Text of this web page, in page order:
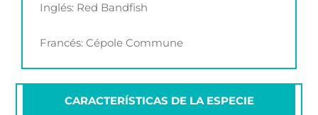
Inglés: Red Bandfish
Francés: Cépole Commune
CARACTERÍSTICAS DE LA ESPECIE